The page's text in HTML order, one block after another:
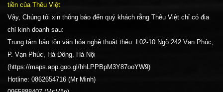
tiền của Thêu Việt
Vậy, Chúng tôi xin thông báo đến quý khách rằng Thêu Việt chỉ có địa
chỉ kinh doanh sau:
Trung tâm bảo tồn văn hóa nghệ thuật thêu: L02-10 Ngõ 242 Vạn Phúc,
P. Vạn Phúc, Hà Đông, Hà Nội
(https://maps.app.goo.gl/hhLPPBpM3Y87ooYW9)
Hotline: 0862654716 (Mr Minh)